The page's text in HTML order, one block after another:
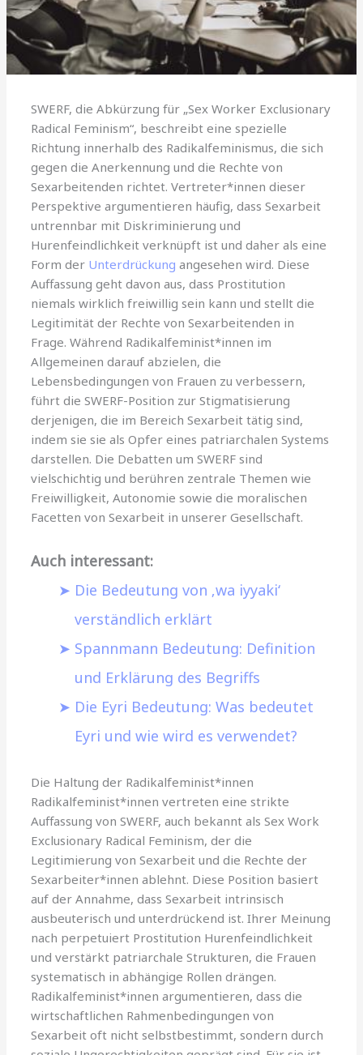
SWERF, die Abkürzung für „Sex Worker Exclusionary
Radical Feminism“, beschreibt eine spezielle
Richtung innerhalb des Radikalfeminismus, die sich
gegen die Anerkennung und die Rechte von
Sexarbeitenden richtet. Vertreter*innen dieser
Perspektive argumentieren häufig, dass Sexarbeit
untrennbar mit Diskriminierung und
Hurenfeindlichkeit verknüpft ist und daher als eine
Form der Unterdrückung angesehen wird. Diese
Auffassung geht davon aus, dass Prostitution
niemals wirklich freiwillig sein kann und stellt die
Legitimität der Rechte von Sexarbeitenden in
Frage. Während Radikalfeminist*innen im
Allgemeinen darauf abzielen, die
Lebensbedingungen von Frauen zu verbessern,
führt die SWERF-Position zur Stigmatisierung
derjenigen, die im Bereich Sexarbeit tätig sind,
indem sie sie als Opfer eines patriarchalen Systems
darstellen. Die Debatten um SWERF sind
vielschichtig und berühren zentrale Themen wie
Freiwilligkeit, Autonomie sowie die moralischen
Facetten von Sexarbeit in unserer Gesellschaft.
Auch interessant:
Die Bedeutung von ‚wa iyyaki‘
verständlich erklärt
Spannmann Bedeutung: Definition
und Erklärung des Begriffs
Die Eyri Bedeutung: Was bedeutet
Eyri und wie wird es verwendet?
Die Haltung der Radikalfeminist*innen
Radikalfeminist*innen vertreten eine strikte
Auffassung von SWERF, auch bekannt als Sex Work
Exclusionary Radical Feminism, der die
Legitimierung von Sexarbeit und die Rechte der
Sexarbeiter*innen ablehnt. Diese Position basiert
auf der Annahme, dass Sexarbeit intrinsisch
ausbeuterisch und unterdrückend ist. Ihrer Meinung
nach perpetuiert Prostitution Hurenfeindlichkeit
und verstärkt patriarchale Strukturen, die Frauen
systematisch in abhängige Rollen drängen.
Radikalfeminist*innen argumentieren, dass die
wirtschaftlichen Rahmenbedingungen von
Sexarbeit oft nicht selbstbestimmt, sondern durch